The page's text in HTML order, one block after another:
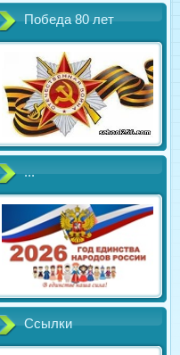
Победа 80 лет
...
Ссылки